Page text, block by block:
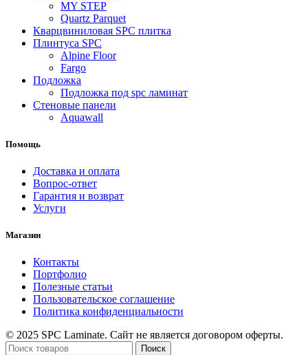
MY STEP
Quartz Parquet
Кварцвиниловая SPC плитка
Плинтуса SPC
Alpine Floor
Fargo
Подложка
Подложка под spc ламинат
Стеновые панели
Aquawall
Помощь
Доставка и оплата
Вопрос-ответ
Гарантия и возврат
Услуги
Магазин
Контакты
Портфолио
Полезные статьи
Пользовательское соглашение
Политика конфиденциальности
© 2025 SPC Laminate. Сайт не является договором оферты.
Поиск